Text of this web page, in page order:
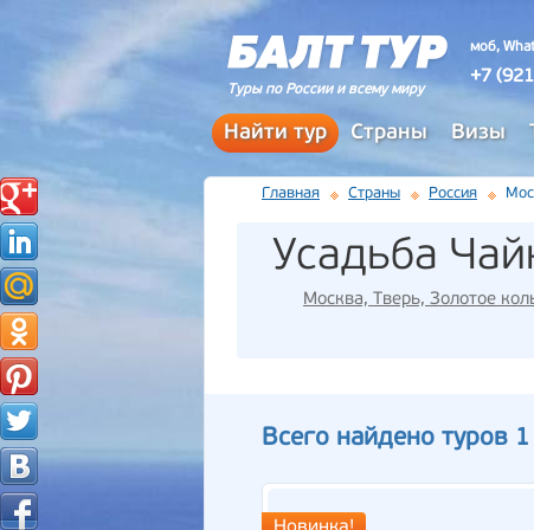
Туры по России и всему миру
моб,
+7
Найти тур Страны Визы
Главная Страны Россия
Усадьба
Москва, Тверь, Золотое
Всего найдено туров 1